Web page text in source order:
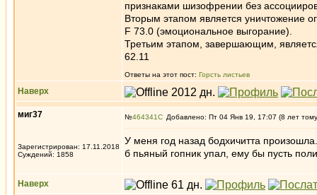
признаками шизофрении без
Вторым этапом является уничтожение
F 73.0 (эмоциональное выгорание).
Третьим этапом, завершающим,
62.11
Ответы на этот пост: Горсть листьев
Наверх
миг37
Зарегистрирован: 17.11.2018
Суждений: 1858
№464341 Добавлено: Пт 04 Янв 19, 17:07 (8 лет
У меня год назад бодхичитта
б пьяный гопник упал, ему бы пусть
Наверх